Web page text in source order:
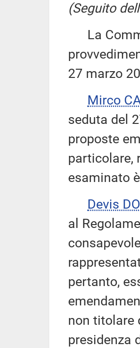
(Seguito
La
27 marzo
Mirco
seduta del
proposte
particolare,
esaminato
Devis
al
pertanto,
non titolare
presidenza